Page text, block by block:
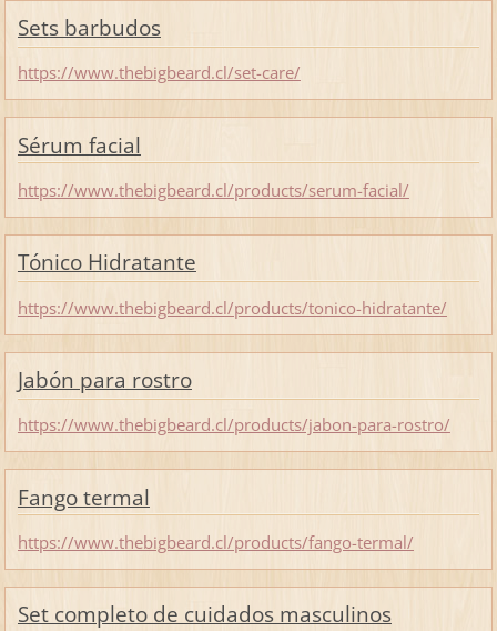
Sets barbudos
https://www.thebigbeard.cl/set-care/
Sérum facial
https://www.thebigbeard.cl/products/serum-facial/
Tónico Hidratante
https://www.thebigbeard.cl/products/tonico-hidratante/
Jabón para rostro
https://www.thebigbeard.cl/products/jabon-para-rostro/
Fango termal
https://www.thebigbeard.cl/products/fango-termal/
Set completo de cuidados masculinos